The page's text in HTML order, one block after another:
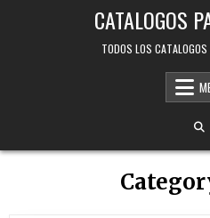
CATALOGOS
TODOS LOS